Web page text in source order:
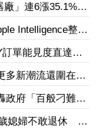
廠」連6漲35.1%
單看到明年
Intelligence整合
天撤了
單能見度直達
米準備接棒
新潮流還圍在賴